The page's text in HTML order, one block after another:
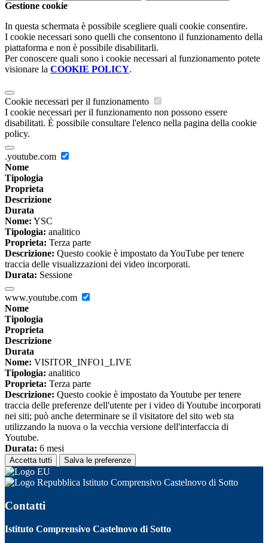
Gestione cookie
In questa schermata è possibile scegliere quali cookie consentire.
I cookie necessari sono quelli che consentono il funzionamento della
piattaforma e non è possibile disabilitarli.
Per conoscere quali sono i cookie necessari al funzionamento potete
visionare la COOKIE POLICY.
Cookie necessari per il funzionamento
I cookie necessari per il funzionamento non possono essere
disabilitati. È possibile consultare l'elenco nella pagina della cookie
policy.
.youtube.com
Nome
Tipologia
Proprieta
Descrizione
Durata
Nome: YSC
Tipologia: analitico
Proprieta: Terza parte
Descrizione: Questo cookie è impostato da YouTube per tenere
traccia delle visualizzazioni dei video incorporati.
Durata: Sessione
www.youtube.com
Nome
Tipologia
Proprieta
Descrizione
Durata
Nome: VISITOR_INFO1_LIVE
Tipologia: analitico
Proprieta: Terza parte
Descrizione: Questo cookie è impostato da Youtube per tenere
traccia delle preferenze dell'utente per i video di Youtube incorporati
nei siti; può anche determinare se il visitatore del sito web sta
utilizzando la nuova o la vecchia versione dell'interfaccia di
Youtube.
Durata: 6 mesi
Accetta tutti Salva le preferenze
Istituto Comprensivo Castelnovo di Sotto
Contatti
Istituto Comprensivo Castelnovo di Sotto